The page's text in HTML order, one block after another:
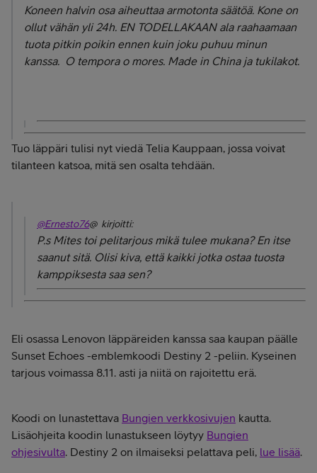
Koneen halvin osa aiheuttaa armotonta säätöä. Kone on
ollut vähän yli 24h. EN TODELLAKAAN ala raahaamaan
tuota pitkin poikin ennen kuin joku puhuu minun
kanssa. O tempora o mores. Made in China ja tukilakot.
Tuo läppäri tulisi nyt viedä Telia Kauppaan, jossa voivat
tilanteen katsoa, mitä sen osalta tehdään.
@Ernesto76@ kirjoitti:
P.s Mites toi pelitarjous mikä tulee mukana? En itse
saanut sitä. Olisi kiva, että kaikki jotka ostaa tuosta
kamppiksesta saa sen?
Eli osassa Lenovon läppäreiden kanssa saa kaupan päälle
Sunset Echoes -emblemkoodi Destiny 2 -peliin. Kyseinen
tarjous voimassa 8.11. asti ja niitä on rajoitettu erä.
Koodi on lunastettava Bungien verkkosivujen kautta.
Lisäohjeita koodin lunastukseen löytyy Bungien
ohjesivulta. Destiny 2 on ilmaiseksi pelattava peli, lue lisää.